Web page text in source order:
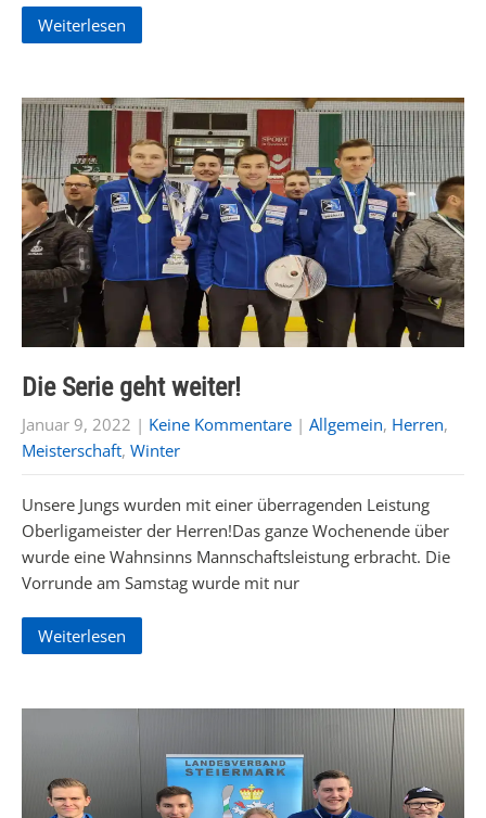
Weiterlesen
Die Serie geht weiter!
Januar 9, 2022 | Keine Kommentare | Allgemein, Herren,
Meisterschaft, Winter
Unsere Jungs wurden mit einer überragenden Leistung
Oberligameister der Herren!Das ganze Wochenende über
wurde eine Wahnsinns Mannschaftsleistung erbracht. Die
Vorrunde am Samstag wurde mit nur
Weiterlesen